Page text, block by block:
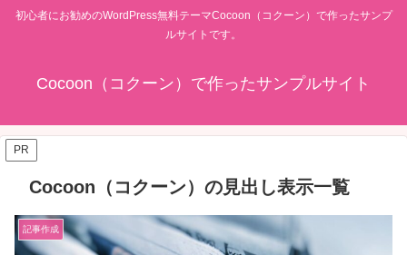
初心者にお勧めのWordPress無料テーマCocoon（コクーン）で作ったサンプ
ルサイトです。
Cocoon（コクーン）で作ったサンプルサイト
PR
Cocoon（コクーン）の見出し表示一覧
記事作成